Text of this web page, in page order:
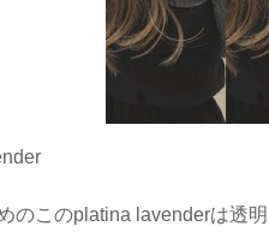
のこのplatina lavenderは透明